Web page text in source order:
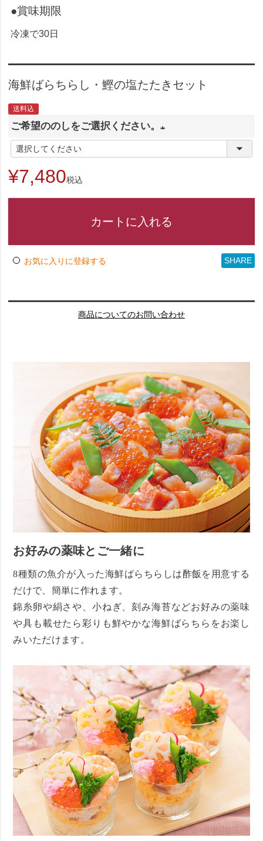
●賞味期限
冷凍で30日
海鮮ばらちらし・鰹の塩たたきセット
送料込
ご希望ののしをご選択ください。
¥7,480税込
カートに入れる
お気に入りに登録する SHARE
商品についてのお問い合わせ
お好みの薬味とご一緒に
8種類の魚介が入った海鮮ばらちらしは酢飯を用意する
だけで、簡単に作れます。
錦糸卵や絹さや、小ねぎ、刻み海苔などお好みの薬味
や具も載せたら彩りも鮮やかな海鮮ばらちらをお楽し
みいただけます。